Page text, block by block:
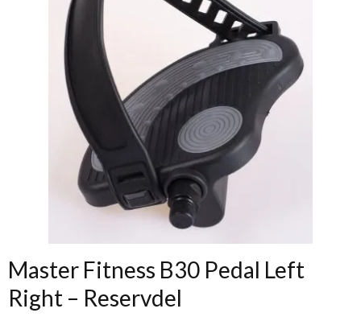
Master Fitness B30 Pedal Left
Right – Reservdel